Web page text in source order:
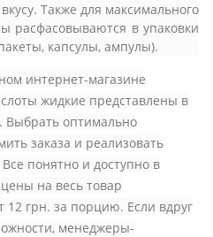
Также для максимального
расфасовываются в упаковки
капсулы, ампулы).
интернет-магазине
жидкие представлены в
Выбрать оптимально
заказа и реализовать
понятно и доступно в
на весь товар
12 грн. за порцию. Если вдруг
менеджеры-